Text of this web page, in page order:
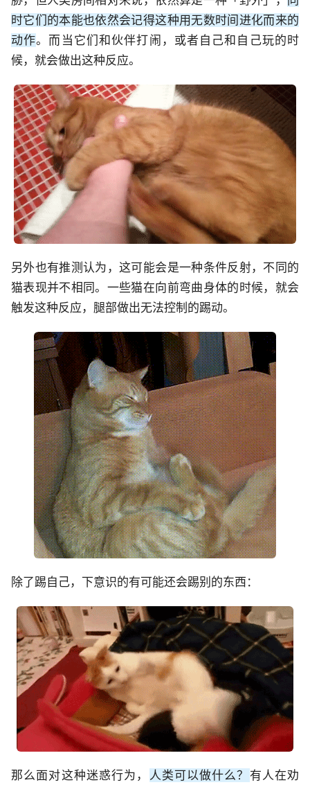
时它们的本能也依然会记得这种用无数时间进化而来的
动作。而当它们和伙伴打闹，或者自己和自己玩的时
候，就会做出这种反应。
另外也有推测认为，这可能会是一种条件反射，不同的
猫表现并不相同。一些猫在向前弯曲身体的时候，就会
触发这种反应，腿部做出无法控制的踢动。
除了踢自己，下意识的有可能还会踢别的东西：
那么面对这种迷惑行为， 人类可以做什么？ 有人在劝